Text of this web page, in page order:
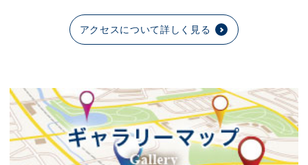
アクセスについて詳しく見る